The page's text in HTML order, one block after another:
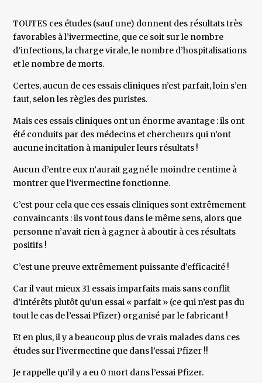
TOUTES ces études (sauf une) donnent des résultats très
favorables à l’ivermectine, que ce soit sur le nombre
d’infections, la charge virale, le nombre d’hospitalisations
et le nombre de morts.
Certes, aucun de ces essais cliniques n’est parfait, loin s’en
faut, selon les règles des puristes.
Mais ces essais cliniques ont un énorme avantage : ils ont
été conduits par des médecins et chercheurs qui n’ont
aucune incitation à manipuler leurs résultats !
Aucun d’entre eux n’aurait gagné le moindre centime à
montrer que l’ivermectine fonctionne.
C’est pour cela que ces essais cliniques sont extrêmement
convaincants : ils vont tous dans le même sens, alors que
personne n’avait rien à gagner à aboutir à ces résultats
positifs !
C’est une preuve extrêmement puissante d’efficacité !
Car il vaut mieux 31 essais imparfaits mais sans conflit
d’intérêts plutôt qu’un essai « parfait » (ce qui n’est pas du
tout le cas de l’essai Pfizer) organisé par le fabricant !
Et en plus, il y a beaucoup plus de vrais malades dans ces
études sur l’ivermectine que dans l’essai Pfizer !!
Je rappelle qu’il y a eu 0 mort dans l’essai Pfizer.